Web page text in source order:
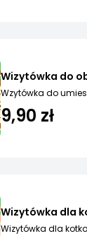
Wizytówka do
Wzytówka do
9,90 zł
Wizytówka dla
Wizytówka dla kotka